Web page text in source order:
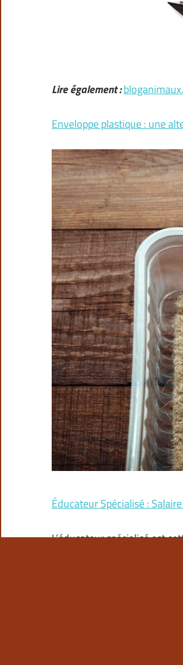
Lire également :
Enveloppe plastique : une
Éducateur Spécialisé :
L’éducateur spécialisé est